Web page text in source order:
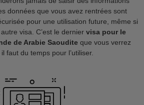
données que vous avez rentrées sont
pour une utilisation future, même si
visa. C’est le dernier visa pour le
de Arabie Saoudite que vous verrez
faut du temps pour l’utiliser.